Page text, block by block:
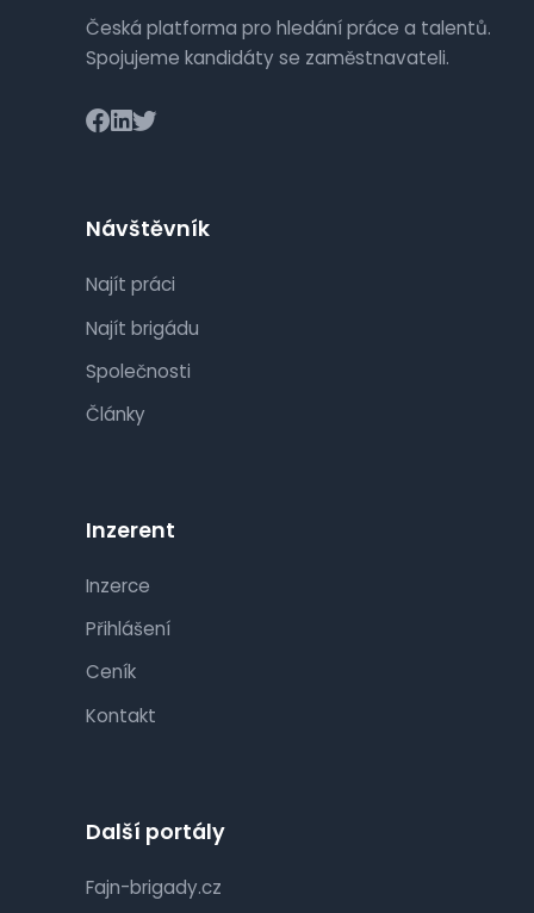
Česká platforma pro hledání práce a talentů.
Spojujeme kandidáty se zaměstnavateli.
Návštěvník
Najít práci
Najít brigádu
Společnosti
Články
Inzerent
Inzerce
Přihlášení
Ceník
Kontakt
Další portály
Fajn-brigady.cz